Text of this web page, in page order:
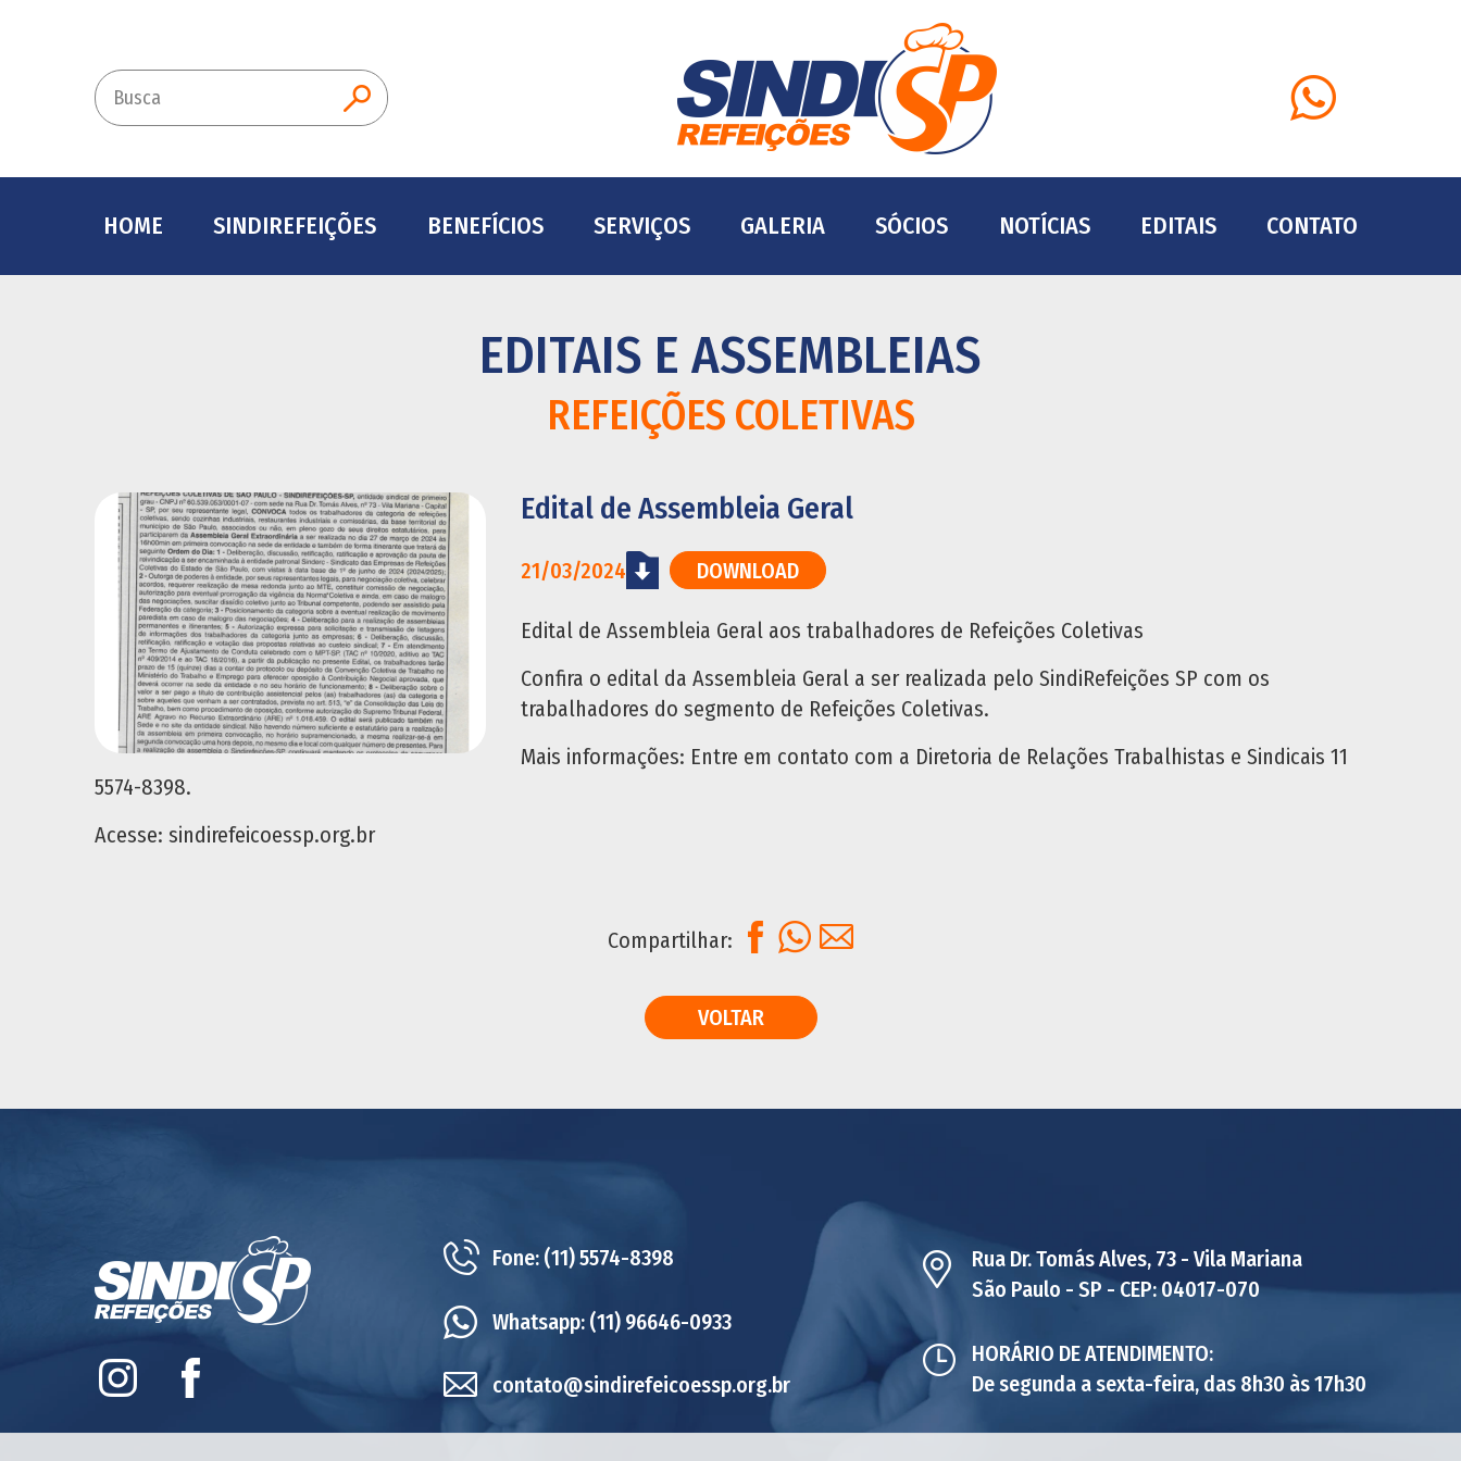
Busca
BUSCAR
Whatsapp
HOME SINDIREFEIÇÕES BENEFÍCIOS SERVIÇOS GALERIA SÓCIOS NOTÍCIAS EDITAIS CONTATO
EDITAIS E ASSEMBLEIAS
REFEIÇÕES COLETIVAS
Edital de Assembleia Geral
21/03/2024 DOWNLOAD
Edital de Assembleia Geral aos trabalhadores de Refeições Coletivas
Confira o edital da Assembleia Geral a ser realizada pelo SindiRefeições SP com os
trabalhadores do segmento de Refeições Coletivas.
Mais informações: Entre em contato com a Diretoria de Relações Trabalhistas e Sindicais 11
5574-8398.
Acesse: sindirefeicoessp.org.br
Compartilhar: Facebook
WhatsApp
E-mail
VOLTAR
InstagramFacebook
Fone: (11) 5574-8398
Whatsapp: (11) 96646-0933
contato@sindirefeicoessp.org.br
Rua Dr. Tomás Alves, 73 - Vila Mariana
São Paulo - SP - CEP: 04017-070
HORÁRIO DE ATENDIMENTO:
De segunda a sexta-feira, das 8h30 às 17h30